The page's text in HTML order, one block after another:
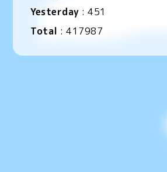
Yesterday :451
Total :417987